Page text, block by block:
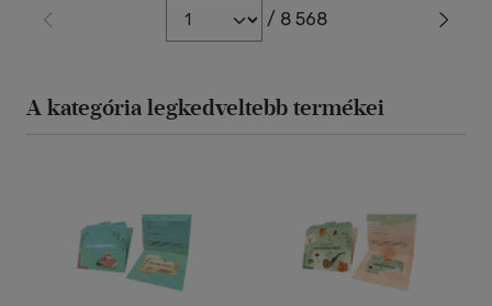
/ 8 568
A kategória legkedveltebb termékei